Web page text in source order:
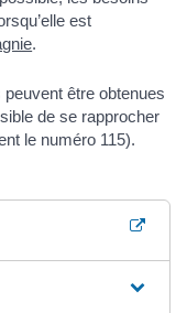
est
.
être obtenues
de se rapprocher
le numéro 115).